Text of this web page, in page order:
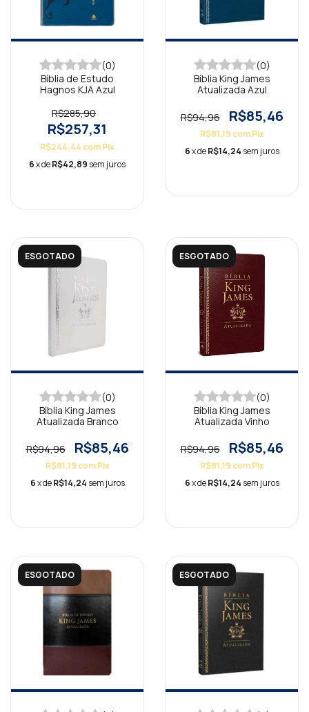
(0)
Bíblia de Estudo
Hagnos KJA Azul
R$285,90
R$257,31
R$244,44 comPix
6x deR$42,89 sem juros
(0)
Bíblia King James
Atualizada Azul
R$94,96 R$85,46
R$81,19 com Pix
6x deR$14,24 sem juros
ESGOTADO
(0)
Bíblia King James
Atualizada Branco
R$94,96 R$85,46
R$81,19 com Pix
6x deR$14,24 sem juros
ESGOTADO
(0)
Bíblia King James
Atualizada Vinho
R$94,96 R$85,46
R$81,19 com Pix
6x deR$14,24 sem juros
ESGOTADO ESGOTADO